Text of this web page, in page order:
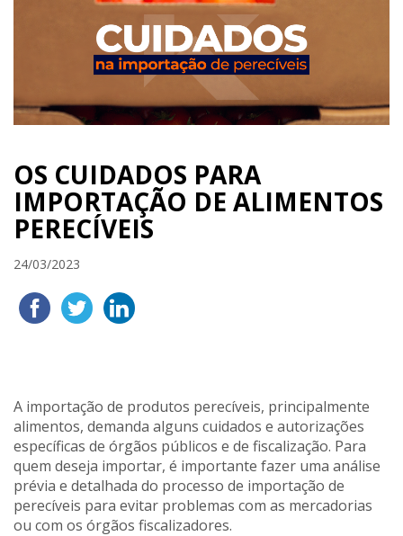
OS CUIDADOS PARA
IMPORTAÇÃO DE ALIMENTOS
PERECÍVEIS
24/03/2023
A importação de produtos perecíveis, principalmente
alimentos, demanda alguns cuidados e autorizações
específicas de órgãos públicos e de fiscalização. Para
quem deseja importar, é importante fazer uma análise
prévia e detalhada do processo de importação de
perecíveis para evitar problemas com as mercadorias
ou com os órgãos fiscalizadores.